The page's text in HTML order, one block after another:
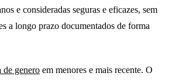
e consideradas seguras e eficazes, sem
a longo prazo documentados de forma
de genero em menores e mais recente. O